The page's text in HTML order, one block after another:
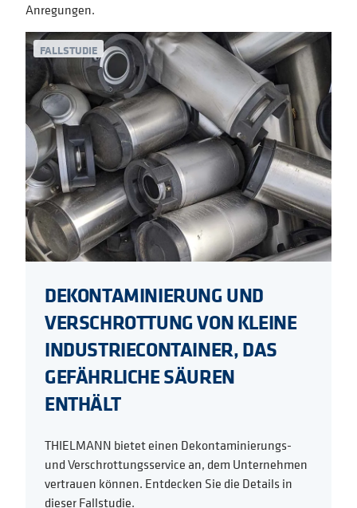
Anregungen.
FALLSTUDIE
DEKONTAMINIERUNG UND
VERSCHROTTUNG VON KLEINE
INDUSTRIECONTAINER, DAS
GEFÄHRLICHE SÄUREN
ENTHÄLT
THIELMANN bietet einen Dekontaminierungs-
und Verschrottungsservice an, dem Unternehmen
vertrauen können. Entdecken Sie die Details in
dieser Fallstudie.